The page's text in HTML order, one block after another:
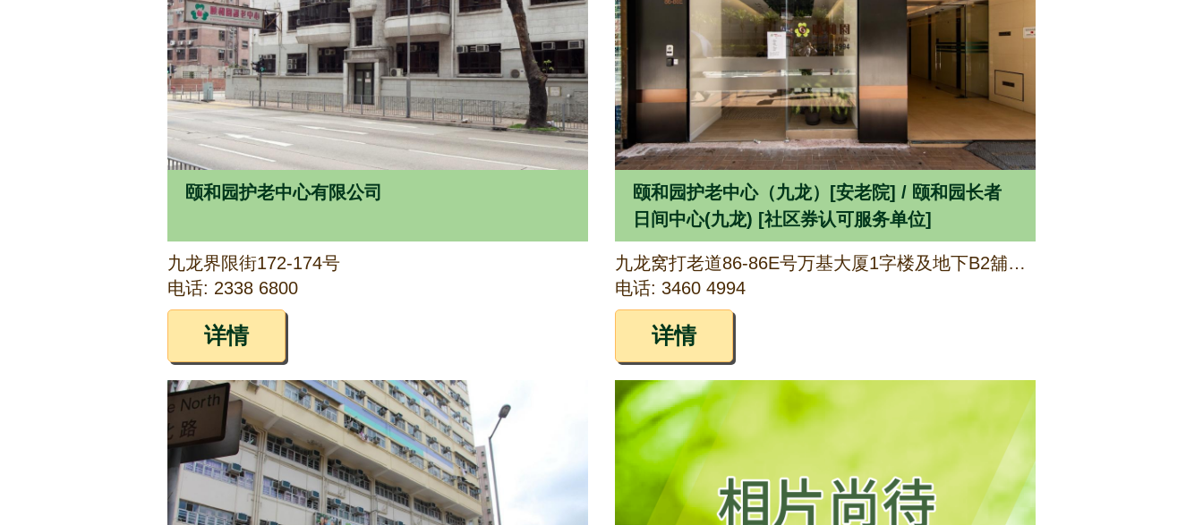
颐和园护老中心有限公司
九龙界限街172-174号
电话: 2338 6800
详情
颐和园护老中心（九龙）[安老院] / 颐和园长者
日间中心(九龙) [社区券认可服务单位]
九龙窝打老道86-86E号万基大厦1字楼及地下B2舖（部分）
电话: 3460 4994
详情